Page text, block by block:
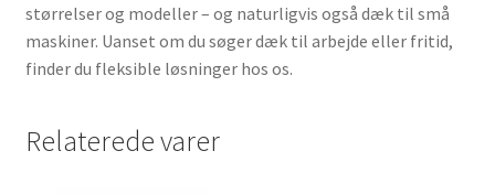
størrelser og modeller – og naturligvis også dæk til små
maskiner. Uanset om du søger dæk til arbejde eller fritid,
finder du fleksible løsninger hos os.
Relaterede varer